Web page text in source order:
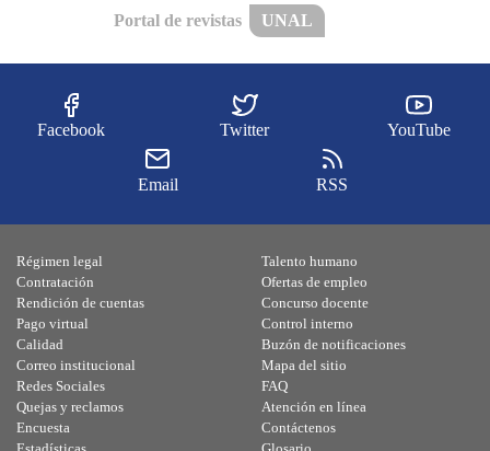
Portal de revistas UNAL
Facebook Twitter YouTube
Email RSS
Régimen legal
Contratación
Rendición de cuentas
Pago virtual
Calidad
Talento humano
Ofertas de empleo
Concurso docente
Control interno
Buzón de notificaciones
Correo institucional
Redes Sociales
Quejas y reclamos
Encuesta
Mapa del sitio
FAQ
Atención en línea
Contáctenos